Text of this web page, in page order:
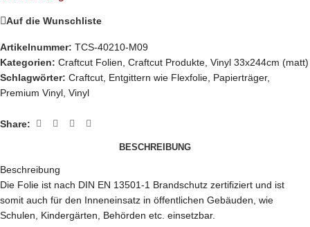
Auf die Wunschliste
Artikelnummer: TCS-40210-M09
Kategorien: Craftcut Folien Craftcut Produkte Vinyl 33x244cm (matt)
Schlagwörter: Craftcut Entgittern wie Flexfolie Papierträger,
Premium Vinyl Vinyl
Share:
BESCHREIBUNG
Beschreibung
Die Folie ist nach DIN EN 13501-1 Brandschutz zertifiziert und ist
somit auch für den Inneneinsatz in öffentlichen Gebäuden, wie
Schulen, Kindergärten, Behörden etc. einsetzbar.